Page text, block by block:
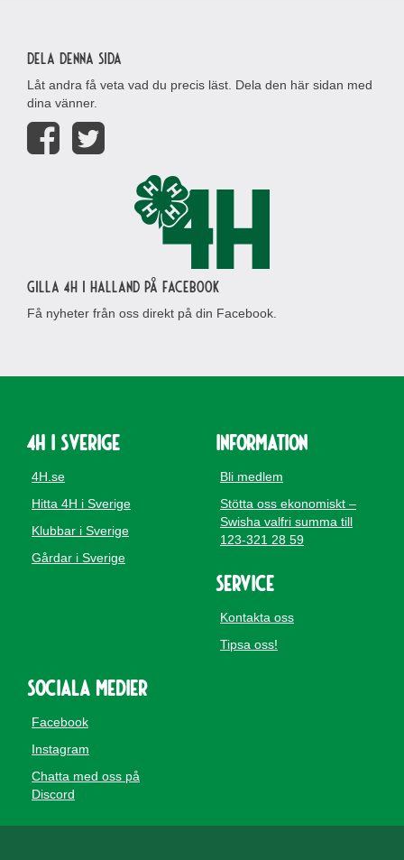
Dela denna sida
Låt andra få veta vad du precis läst. Dela den här sidan med
dina vänner.
Gilla 4H i Halland på Facebook
Få nyheter från oss direkt på din Facebook.
4H i Sverige
4H.se
Hitta 4H i Sverige
Klubbar i Sverige
Gårdar i Sverige
Information
Bli medlem
Stötta oss ekonomiskt –
Swisha valfri summa till
123-321 28 59
Service
Kontakta oss
Tipsa oss!
Sociala medier
Facebook
Instagram
Chatta med oss på
Discord